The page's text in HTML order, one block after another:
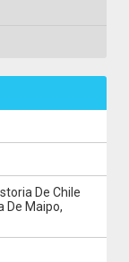
De Chile
De Maipo,